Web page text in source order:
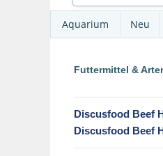
Aquarium Neu
Futtermittel &
Discusfood Beef
Discusfood Beef